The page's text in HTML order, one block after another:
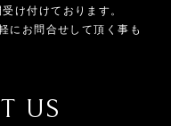
け付けております。
にお問合せして頂く事も
US